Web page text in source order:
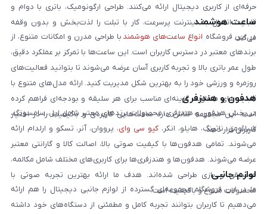
حرفه‌ای از کاربری دیجیتال ارائه می‌کنند. طراحی ارگونومیک، باتری با دوام و
قابلیت اتصال به اینترنت پرسرعت، کار با تبلت را لذت‌بخش و بدون وقفه
می‌کند.
ساعت هوشمند
در این فروشگاه انواع ساعت‌های هوشمند با طراحی مدرن و امکانات متنوع، از
برندهای معتبر در دسترس کاربران است. این ساعت‌ها با تمرکز بر عملکرد دقیق،
طول عمر باتری بالا و تجربه کاربری آسان عرضه می‌شوند تا بتوانید فعالیت‌های
روزمره و ورزشی خود را به بهترین شکل مدیریت کنید. ارائه مدل‌های متنوع با
قابلیت‌های متفاوت، گزینه‌ای مناسب برای هر سلیقه و بودجه‌ای فراهم کرده
است. این مجموعه تلاش دارد ساعت‌هایی کاربردی و باکیفیت را در اختیار
کاربران قرار دهد.
هدفون و هندزفری
در بخش هدفون و هندزفری، محصولات برندهای معتبر شامل اپل، سامسونگ،
شیائومی، ناتینگ، هایلو، انکر، کیو سی وای، پرووان، آنر، تسکو و ارلدام ارائه
می‌شوند. تمامی هدفون‌ها با کیفیت صوتی بالا، اصالت کالا و گارانتی معتبر
عرضه می‌شوند. هدفون‌ها و هندزفری‌ها برای کاربری‌های مختلف شامل مکالمه،
موسیقی و بازی طراحی شده‌اند. هدف ما ارائه بهترین تجربه صوتی با
محصولات متنوع و باکیفیت است.
لوازم جانبی
ما در این فروشگاه مجموعه‌ای گسترده از لوازم جانبی دیجیتال را هم ارائه
می‌دهیم تا کاربران بتوانند تجربه کامل و مطمئنی از دستگاه‌های خود داشته